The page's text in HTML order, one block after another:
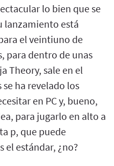
lo bien que se
lanzamiento está
el veintiuno de
para dentro de unas
Theory, sale en el
se ha revelado los
en PC y, bueno,
para jugarlo en alto a
p, que puede
el estándar, ¿no?